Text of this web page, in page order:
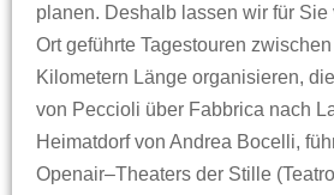
planen. Deshalb lassen wir für Sie
Ort geführte Tagestouren
Kilometern Länge organisieren,
von Peccioli über Fabbrica nach
Heimatdorf von Andrea Bocelli,
Openair–Theaters der Stille